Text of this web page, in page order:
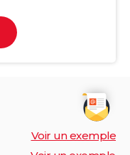
Voir un exemple